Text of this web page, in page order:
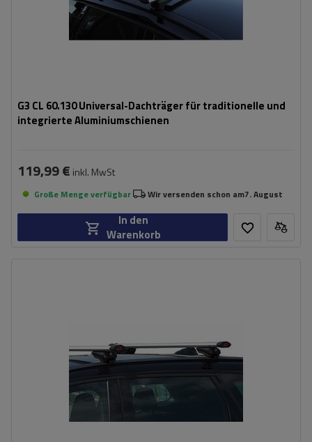
G3 CL 60.130 Universal-Dachträger für traditionelle und
integrierte Aluminiumschienen
119,99 € inkl. MwSt
Große Menge verfügbar Wir versenden schon am7. August
In den
Warenkorb